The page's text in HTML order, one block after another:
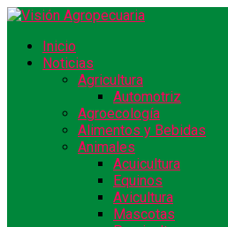
Inicio
Noticias
Agricultura
Automotriz
Agroecología
Alimentos y Bebidas
Animales
Acuicultura
Equinos
Avicultura
Mascotas